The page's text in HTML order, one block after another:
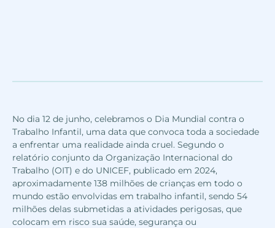
No dia 12 de junho, celebramos o Dia Mundial contra o
Trabalho Infantil, uma data que convoca toda a sociedade
a enfrentar uma realidade ainda cruel. Segundo o
relatório conjunto da Organização Internacional do
Trabalho (OIT) e do UNICEF, publicado em 2024,
aproximadamente 138 milhões de crianças em todo o
mundo estão envolvidas em trabalho infantil, sendo 54
milhões delas submetidas a atividades perigosas, que
colocam em risco sua saúde, segurança ou